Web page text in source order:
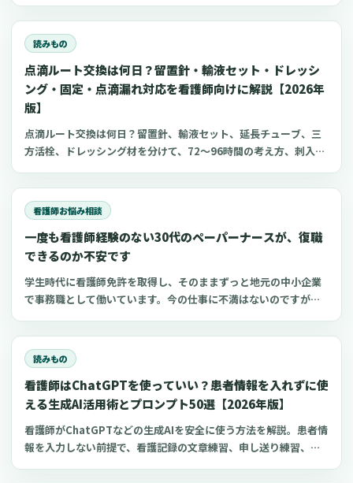
心電図学習、シフト管理など、現場や復職準備で使いやすいアプ
リをまとめました。
読みもの
点滴ルート交換は何日？留置針・輸液セット・ドレッシ
ング・固定・点滴漏れ対応を看護師向けに解説【2026年
版】
点滴ルート交換は何日？留置針、輸液セット、延長チューブ、三
方活栓、ドレッシング材を分けて、72〜96時間の考え方、刺入部
看護師お悩み相談
一度も看護師経験のない30代のペーパーナースが、復職
できるのか不安です
学生時代に看護師免許を取得し、そのままずっと地元の中小企業
で事務職として働いています。今の仕事に不満はないのですが、
う気持ちがあります。年齢も35歳になり、「働き方を変えるのな
ら今しかない」と、強く思うようになりました。一
読みもの
看護師はChatGPTを使っていい？患者情報を入れずに使
える生成AI活用術とプロンプト50選【2026年版】
看護師がChatGPTなどの生成AIを安全に使う方法を解説。患者情
報を入力しない前提で、看護記録の文章練習、申し送り練習、復